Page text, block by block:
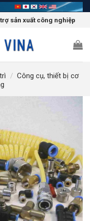
sản xuất công nghiệp
/ Công cụ, thiết bị cơ